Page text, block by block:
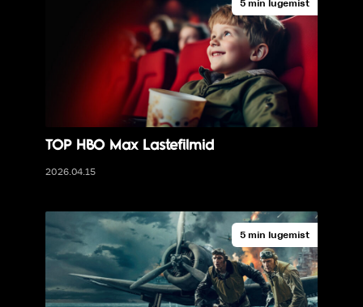
5 min lugemist
TOP HBO Max Lastefilmid
2026.04.15
5 min lugemist